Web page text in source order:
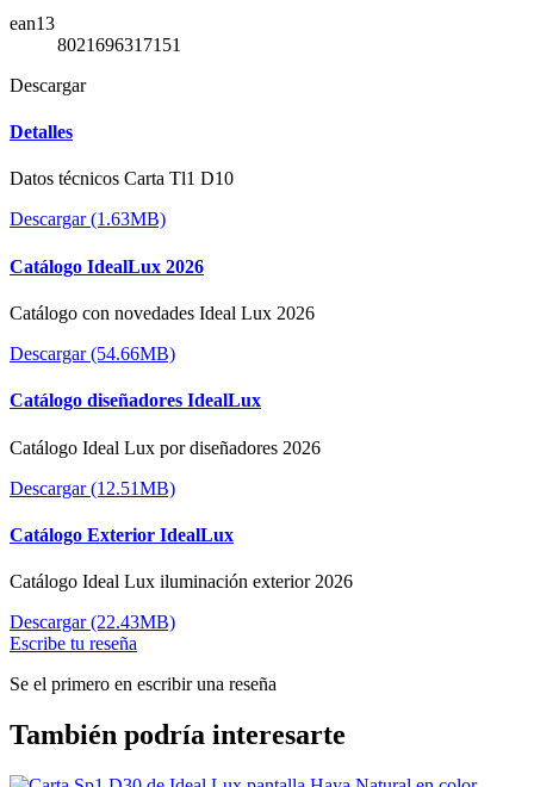
ean13
8021696317151
Descargar
Detalles
Datos técnicos Carta Tl1 D10
Descargar (1.63MB)
Catálogo IdealLux 2026
Catálogo con novedades Ideal Lux 2026
Descargar (54.66MB)
Catálogo diseñadores IdealLux
Catálogo Ideal Lux por diseñadores 2026
Descargar (12.51MB)
Catálogo Exterior IdealLux
Catálogo Ideal Lux iluminación exterior 2026
Descargar (22.43MB)
Escribe tu reseña
Se el primero en escribir una reseña
También podría interesarte